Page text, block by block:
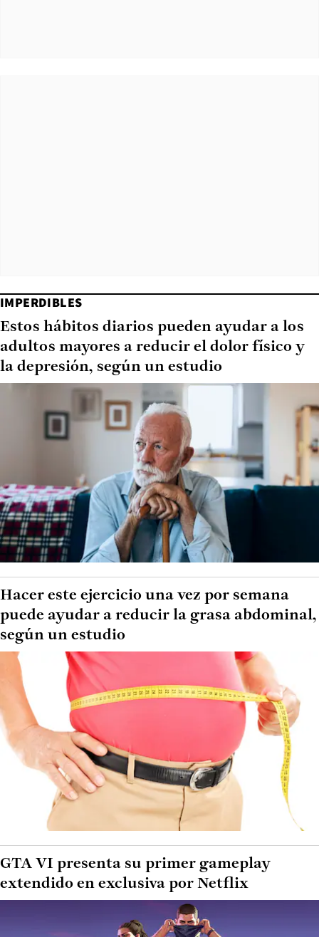
IMPERDIBLES
Estos hábitos diarios pueden ayudar a los
adultos mayores a reducir el dolor físico y
la depresión, según un estudio
Hacer este ejercicio una vez por semana
puede ayudar a reducir la grasa abdominal,
según un estudio
GTA VI presenta su primer gameplay
extendido en exclusiva por Netflix